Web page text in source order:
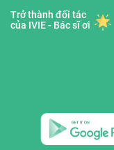
Trở thành đối tác
của IVIE - Bác sĩ ơi